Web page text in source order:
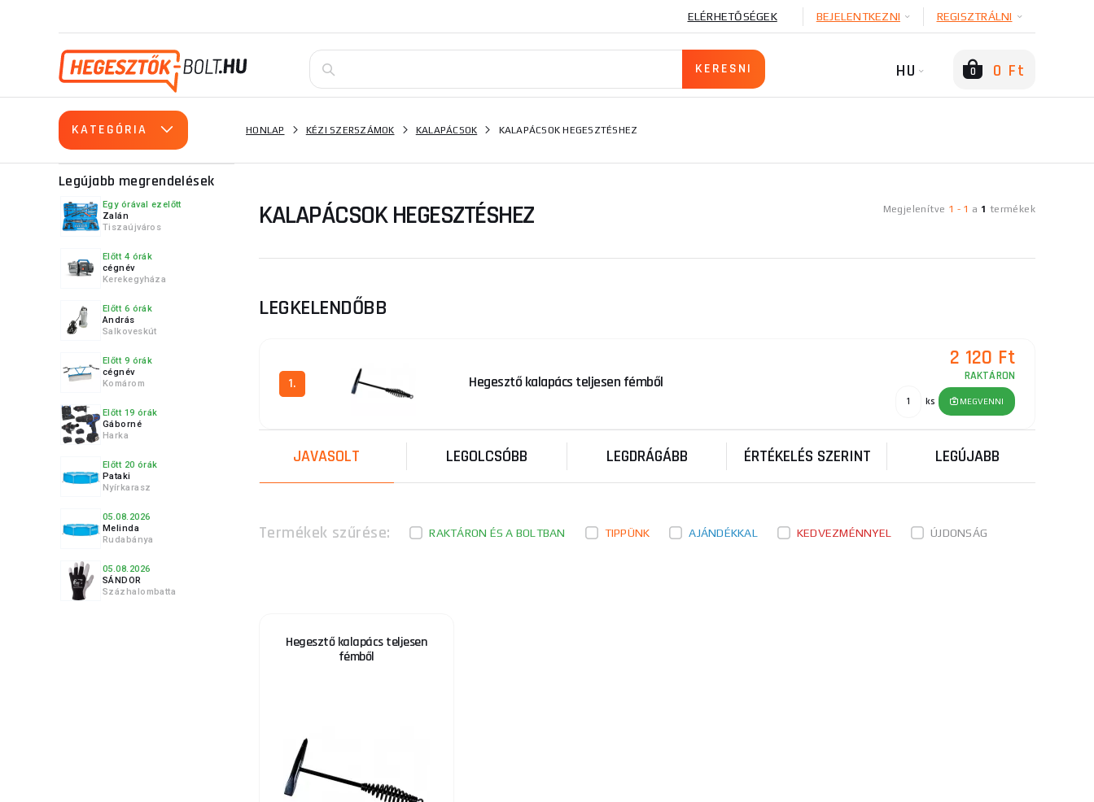
ELÉRHETŐSÉGEK BEJELENTKEZNI REGISZTRÁLNI
HU 0 0 Ft
KATEGÓRIA HONLAP KÉZI SZERSZÁMOK KALAPÁCSOK KALAPÁCSOK HEGESZTÉSHEZ
Legújabb megrendelések
Egy órával ezelőtt
Zalán
Tiszaújváros
Előtt 4 órák
cégnév
Kerekegyháza
Előtt 6 órák
András
Salkoveskút
Előtt 9 órák
cégnév
Komárom
Előtt 19 órák
Gáborné
Harka
Előtt 20 órák
Pataki
Nyírkarasz
05.08.2026
Melinda
Rudabánya
05.08.2026
SÁNDOR
Százhalombatta
Megjelenítve 1 - 1 a 1 termékek
KALAPÁCSOK HEGESZTÉSHEZ
LEGKELENDŐBB
1. Hegesztő kalapács teljesen fémből
2 120 Ft
RAKTÁRON
ks MEGVENNI
JAVASOLT LEGOLCSÓBB LEGDRÁGÁBB ÉRTÉKELÉS SZERINT LEGÚJABB
Termékek szűrése: RAKTÁRON ÉS A BOLTBAN TIPPÜNK AJÁNDÉKKAL KEDVEZMÉNNYEL ÚJDONSÁG
Hegesztő kalapács teljesen
fémből